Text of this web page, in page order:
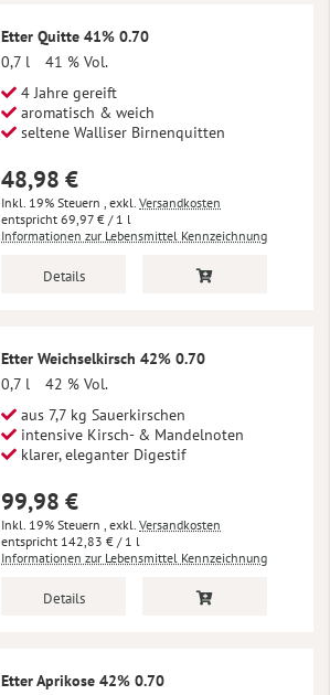
Etter Quitte 41% 0.70
0,7 l
41 % Vol.
4 Jahre gereift
aromatisch & weich
seltene Walliser Birnenquitten
48,98 €
Inkl. 19% Steuern , exkl. Versandkosten
69,97 € / 1 l
Informationen zur Lebensmittel Kennzeichnung
Details
Etter Weichselkirsch 42% 0.70
0,7 l
42 % Vol.
aus 7,7 kg Sauerkirschen
intensive Kirsch- & Mandelnoten
klarer, eleganter Digestif
99,98 €
Inkl. 19% Steuern , exkl. Versandkosten
142,83 € / 1 l
Informationen zur Lebensmittel Kennzeichnung
Details
Etter Aprikose 42% 0.70